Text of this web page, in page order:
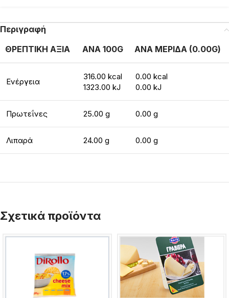
Περιγραφή
ΘΡΕΠΤΙΚΗ ΑΞΙΑ
ΑΝΑ 100G ΑΝΑ ΜΕΡΙΔΑ (0.00G)
Ενέργεια
316.00 kcal
1323.00 kJ
0.00 kcal
0.00 kJ
Πρωτεΐνες 25.00 g 0.00 g
Λιπαρά 24.00 g 0.00 g
Σχετικά προϊόντα